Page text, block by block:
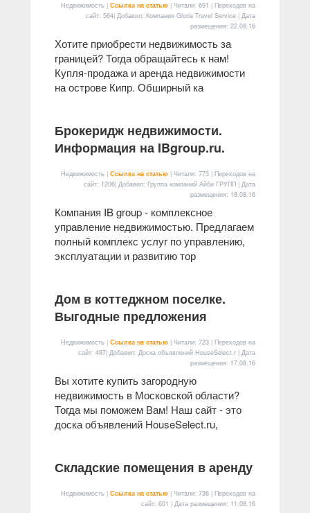
Недвижимость | Ссылка на статью | Читали: 691 | Переходов на
сайт: 564| Добавил: Компания Gloria Travel Service | Дата
размещения: 22.08.16
Хотите приобрести недвижимость за
границей? Тогда обращайтесь к нам!
Купля-продажа и аренда недвижимости
на острове Кипр. Обширный ка
Брокеридж недвижимости.
Информация на IBgroup.ru.
Недвижимость | Ссылка на статью | Читали: 773 | Переходов на
сайт: 1206| Добавил: Группа компаний Айби ГРУПП | Дата
размещения: 18.08.16
Компания IB group - комплексное
управление недвижимостью. Предлагаем
полный комплекс услуг по управлению,
эксплуатации и развитию тор
Дом в коттеджном поселке.
Выгодные предложения
Недвижимость | Ссылка на статью | Читали: 723 | Переходов на
сайт: 497| Добавил: Доска объявлений HouseSelect.r | Дата
размещения: 17.08.16
Вы хотите купить загородную
недвижимость в Московской области?
Тогда мы поможем Вам! Наш сайт - это
доска объявлений HouseSelect.ru,
Складские помещения в аренду
Недвижимость | Ссылка на статью | Читали: 736 | Переходов на
сайт: 601 | Дата размещения: 11.08.16